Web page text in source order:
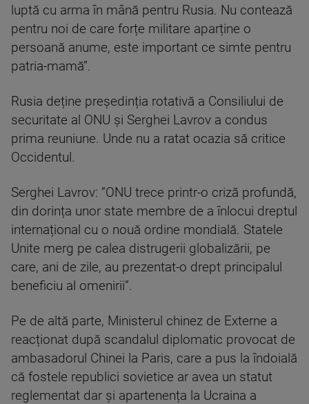
luptă cu arma în mână pentru Rusia. Nu contează
pentru noi de care forțe militare aparține o
persoană anume, este important ce simte pentru
patria-mamă”.
Rusia deține președinția rotativă a Consiliului de
securitate al ONU și Serghei Lavrov a condus
prima reuniune. Unde nu a ratat ocazia să critice
Occidentul.
Serghei Lavrov: ”ONU trece printr-o criză profundă,
din dorința unor state membre de a înlocui dreptul
internațional cu o nouă ordine mondială. Statele
Unite merg pe calea distrugerii globalizării, pe
care, ani de zile, au prezentat-o drept principalul
beneficiu al omenirii”.
Pe de altă parte, Ministerul chinez de Externe a
reacționat după scandalul diplomatic provocat de
ambasadorul Chinei la Paris, care a pus la îndoială
că fostele republici sovietice ar avea un statut
reglementat dar şi apartenența la Ucraina a